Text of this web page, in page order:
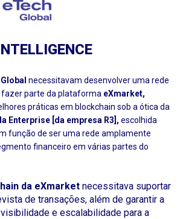
necessitavam desenvolver uma rede
fazer parte da plataforma eXmarket,
práticas em blockchain sob a ótica da
Enterprise [da empresa R3], escolhida
função de ser uma rede amplamente
financeiro em várias partes do
da eXmarket necessitava suportar
de transações, além de garantir a
e escalabilidade para a